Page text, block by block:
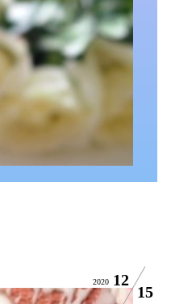
2020 12
15